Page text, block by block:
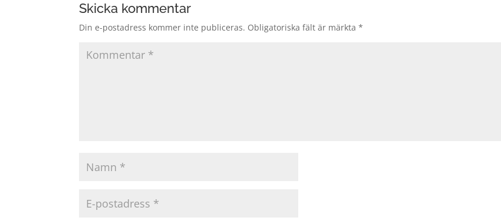
Skicka kommentar
Din e-postadress kommer inte publiceras. Obligatoriska fält är märkta*